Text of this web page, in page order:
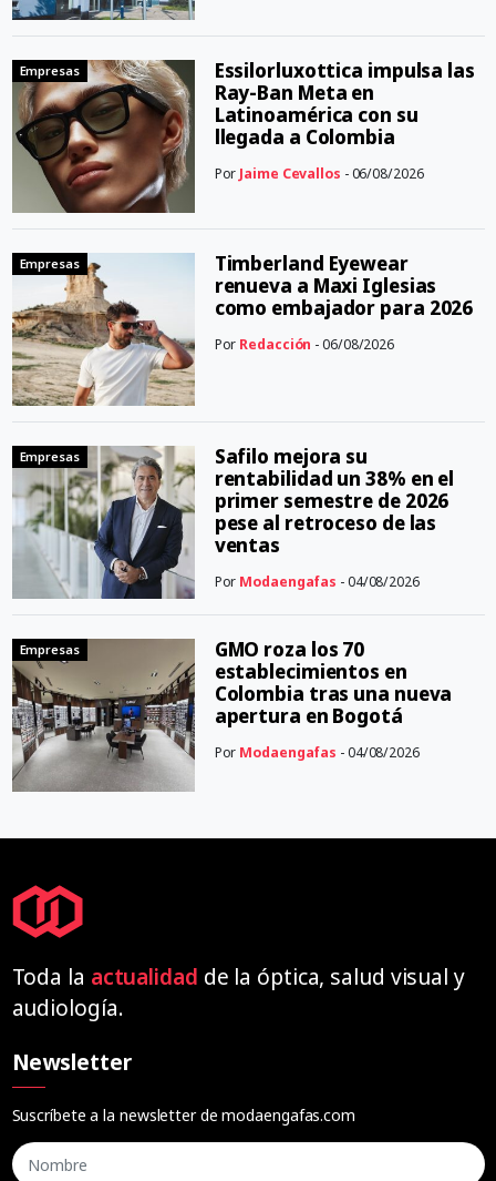
Empresas
Essilorluxottica impulsa las
Ray-Ban Meta en
Latinoamérica con su
llegada a Colombia
Por Jaime Cevallos - 06/08/2026
Empresas
Timberland Eyewear
renueva a Maxi Iglesias
como embajador para 2026
Por Redacción - 06/08/2026
Empresas
Safilo mejora su
rentabilidad un 38% en el
primer semestre de 2026
pese al retroceso de las
ventas
Por Modaengafas - 04/08/2026
Empresas
GMO roza los 70
establecimientos en
Colombia tras una nueva
apertura en Bogotá
Por Modaengafas - 04/08/2026
Toda la actualidad de la óptica, salud visual y
audiología.
Newsletter
Suscríbete a la newsletter de modaengafas.com